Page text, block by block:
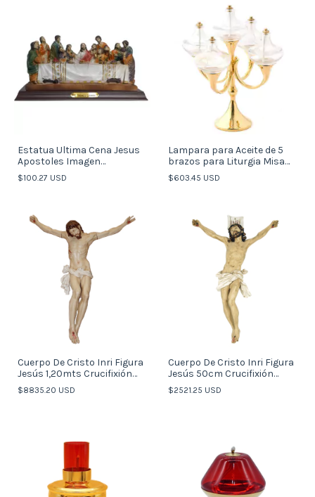
Estatua Ultima Cena Jesus
Apostoles Imagen
Souvenirs L (Italy)
$100.27 USD
Lampara para Aceite de 5
brazos para Liturgia Misa
Italy
$603.45 USD
Cuerpo De Cristo Inri Figura
Jesús 1,20mts Crucifixión
(italy)
$8835.20 USD
Cuerpo De Cristo Inri Figura
Jesús 50cm Crucifixión
(italy)
$2521.25 USD